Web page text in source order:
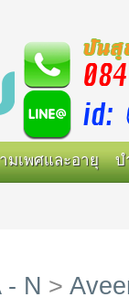
มเพศและอายุ บ
- N >